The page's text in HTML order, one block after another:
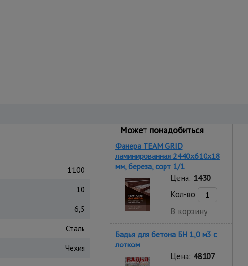
1100
10
6,5
Сталь
Чехия
Может понадобиться
Фанера TEAM GRID
ламинированная 2440х610х18
мм, береза, сорт 1/1
Цена: 1430
Кол-во
В корзину
Бадья для бетона БН 1,0 м3 c
лотком
Цена: 48107